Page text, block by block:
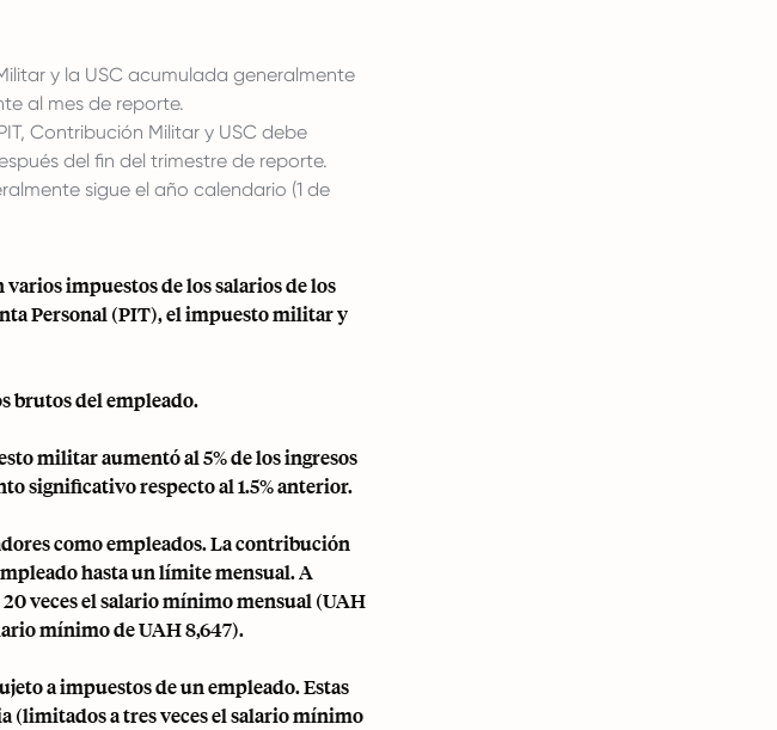
y la USC acumulada generalmente
al mes de reporte.
Contribución Militar y USC debe
del fin del trimestre de reporte.
sigue el año calendario (1 de
impuestos de los salarios de los
Personal (PIT), el impuesto militar y
brutos del empleado.
militar aumentó al 5% de los ingresos
significativo respecto al 1.5% anterior.
como empleados. La contribución
hasta un límite mensual. A
veces el salario mínimo mensual (UAH
mínimo de UAH 8,647).
a impuestos de un empleado. Estas
(limitados a tres veces el salario mínimo